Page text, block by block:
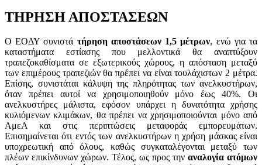
ΤΗΡΗΣΗ ΑΠΟΣΤΑΣΕΩΝ
Ο ΕΟΔΥ συνιστά τήρηση αποστάσεων 1,5 μέτρων, ενώ για τα
καταστήματα εστίασης που μελλοντικά θα αναπτύξουν
τραπεζοκαθίσματα σε εξωτερικούς χώρους, η απόσταση μεταξύ
των επιμέρους τραπεζιών θα πρέπει να είναι τουλάχιστων 2 μέτρα.
Επίσης, συνιστάται κάλυψη της πληρότητας των ανελκυστήρων,
όταν πρέπει αυτοί να χρησιμοποιηθούν μόνο έως 40%. Οι
ανελκυστήρες μάλιστα, εφόσον υπάρχει η δυνατότητα χρήσης
κυλιόμενων κλιμάκων, θα πρέπει να χρησιμοποιούνται μόνο από
ΑμεΑ και στις περιπτώσεις μεταφοράς εμπορευμάτων.
Επισημαίνεται ότι εντός των ανελκυστήρων η χρήση μάσκας είναι
υποχρεωτική από όλους, καθώς συγκαταλέγονται μεταξύ των
πλέων επικίνδυνων χώρων. Τέλος, ως προς την αναλογία ατόμων